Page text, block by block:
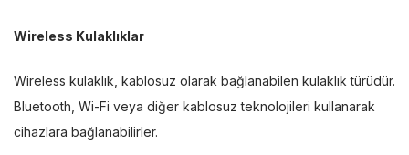
Wireless Kulaklıklar
Wireless kulaklık, kablosuz olarak bağlanabilen kulaklık türüdür.
Bluetooth, Wi-Fi veya diğer kablosuz teknolojileri kullanarak
cihazlara bağlanabilirler.